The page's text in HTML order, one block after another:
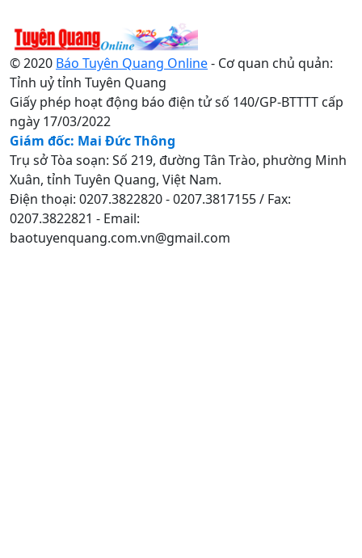
© 2020 Báo Tuyên Quang Online- Cơ quan chủ quản:
Tỉnh uỷ tỉnh Tuyên Quang
Giấy phép hoạt động báo điện tử số 140/GP-BTTTT cấp
ngày 17/03/2022
Giám đốc: Mai Đức Thông
Trụ sở Tòa soạn: Số 219, đường Tân Trào, phường Minh
Xuân, tỉnh Tuyên Quang, Việt Nam.
Điện thoại: 0207.3822820 - 0207.3817155 / Fax:
0207.3822821 - Email:
baotuyenquang.com.vn@gmail.com